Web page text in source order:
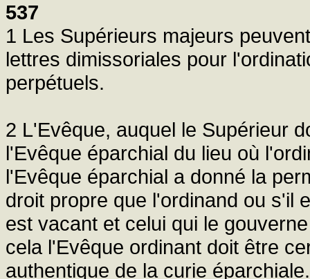
537
1 Les Supérieurs majeurs
lettres dimissoriales pour
perpétuels.
2 L'Evêque, auquel le Supérieur
l'Evêque éparchial du lieu où
l'Evêque éparchial a donné la
droit propre que l'ordinand ou s'il
est vacant et celui qui le
cela l'Evêque ordinant doit être
authentique de la curie éparchiale.